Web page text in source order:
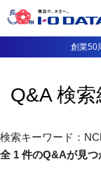
創業50
Q&A 検索
検索キーワード：
全 1 件のQ&Aが見つ